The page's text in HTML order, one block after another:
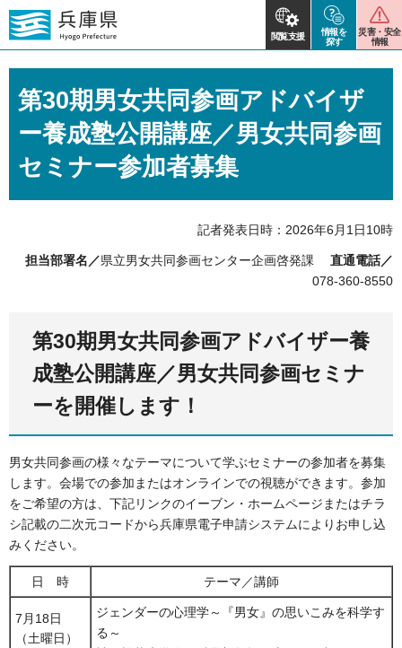
閲覧支援
情報を
探す
災害・安全
情報
第30期男女共同参画アドバイザ
ー養成塾公開講座／男女共同参画
セミナー参加者募集
記者発表日時：2026年6月1日10時
担当部署名／県立男女共同参画センター企画啓発課 直通電話／
078-360-8550
第30期男女共同参画アドバイザー養
成塾公開講座／男女共同参画セミナ
ーを開催します！
男女共同参画の様々なテーマについて学ぶセミナーの参加者を募集
します。会場での参加またはオンラインでの視聴ができます。参加
をご希望の方は、下記リンクのイーブン・ホームページまたはチラ
シ記載の二次元コードから兵庫県電子申請システムによりお申し込
みください。
日 時 テーマ／講師
7月18日
（土曜日）
ジェンダーの心理学～『男女』の思いこみを科学す
る～